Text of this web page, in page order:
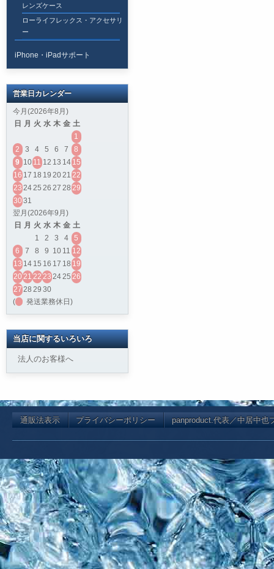
レンズケース
ローライフレックス・アクセサリ
ー
iPhone・iPadサポート
営業日カレンダー
今月(2026年8月)
日
月 火 水 木 金 土
1
2
3 4 5 6 7
8
9 10 11 12 13 14 15
16 17 18 19 2021 22
23 2425 26 27 28 29
30 31
翌月(2026年9月)
日
月 火 水 木 金 土
1
2 3 4
5
6
7 8 9 10 11 12
13 14 15 16 17 18 19
20 21 22 23 2425 26
27 28 29 30
(
発送業務休日)
当店に関するいろいろ
法人のお客様へ
通販法表示 プライバシーポリシー panproduct.代表／中居中也